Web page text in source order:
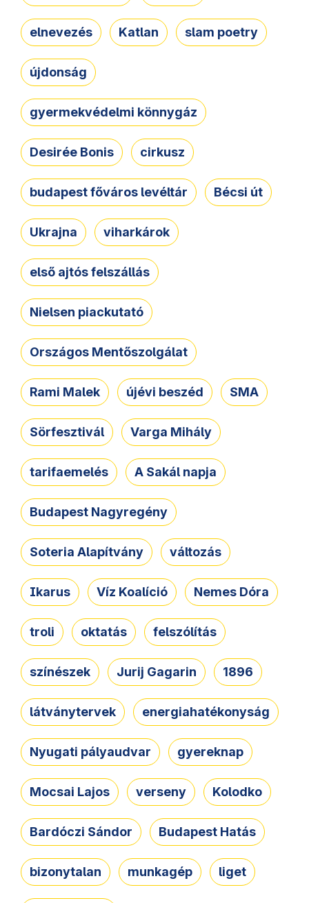
elnevezés Katlan slam poetry
újdonság
gyermekvédelmi könnygáz
Desirée Bonis cirkusz
budapest főváros levéltár Bécsi út
Ukrajna viharkárok
első ajtós felszállás
Nielsen piackutató
Országos Mentőszolgálat
Rami Malek újévi beszéd SMA
Sörfesztivál Varga Mihály
tarifaemelés A Sakál napja
Budapest Nagyregény
Soteria Alapítvány változás
Ikarus Víz Koalíció Nemes Dóra
troli oktatás felszólítás
színészek Jurij Gagarin 1896
látványtervek energiahatékonyság
Nyugati pályaudvar gyereknap
Mocsai Lajos verseny Kolodko
Bardóczi Sándor Budapest Hatás
bizonytalan munkagép liget